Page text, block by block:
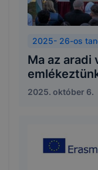
2025- 26-os
Ma az aradi
2025. október 6.